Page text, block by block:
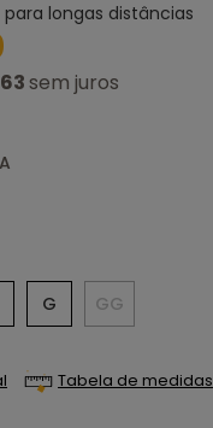
para longas distâncias
G GG
Tabela de medidas